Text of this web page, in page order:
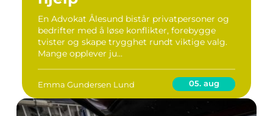
En Advokat Ålesund bistår privatpersoner og
bedrifter med å løse konflikter, forebygge
tvister og skape trygghet rundt viktige valg.
Mange opplever ju...
Emma Gundersen Lund 05. aug